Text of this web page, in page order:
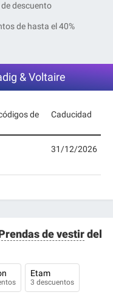
de descuento
de hasta el 40%
& Voltaire
de
Caducidad
31/12/2026
de vestirdel
Etam
3 descuentos